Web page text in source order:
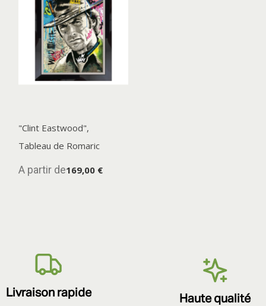
"Clint Eastwood",
Tableau de Romaric
A partir de169,00 €
Livraison rapide Haute qualité